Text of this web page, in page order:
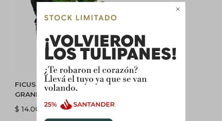

FICUS LYRATA XXL HOJA
GRANDE 2,00 MTS APROX
$ 14.000